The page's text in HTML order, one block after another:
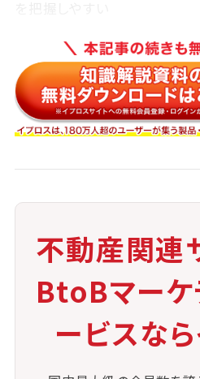
・1社のみへの依頼のため、
分だった場合のリスク
・他社への依頼ができない
求められる
できる業者との間で締結する
不動産サービス業者にとっ
不動産関連
BtoBマーケ
ービスな